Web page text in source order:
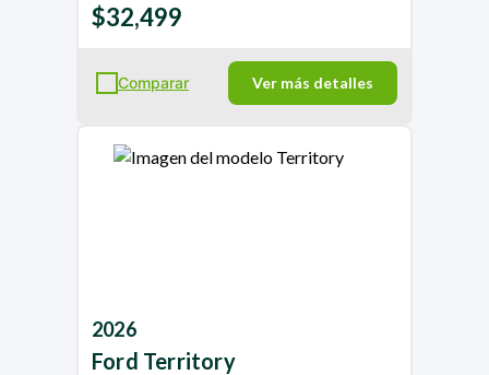
$32,499
Comparar Ver más detalles
2026
Ford Territory